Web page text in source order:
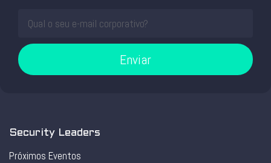
Enviar
Security Leaders
Próximos Eventos